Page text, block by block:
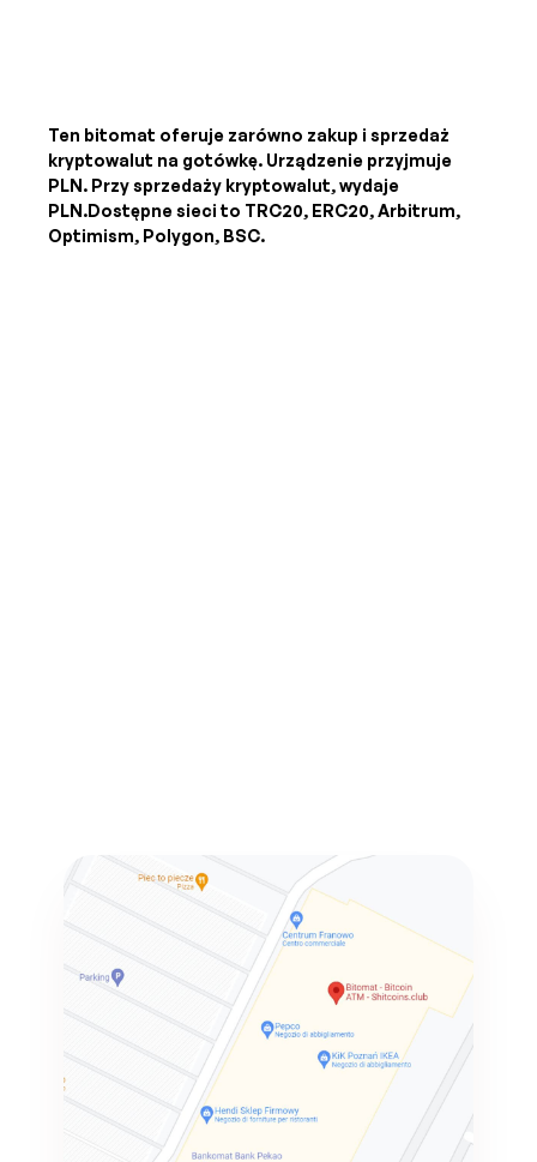
Ten bitomat oferuje zarówno zakup i sprzedaż
kryptowalut na gotówkę. Urządzenie przyjmuje
PLN. Przy sprzedaży kryptowalut, wydaje
PLN.Dostępne sieci to TRC20, ERC20, Arbitrum,
Optimism, Polygon, BSC.